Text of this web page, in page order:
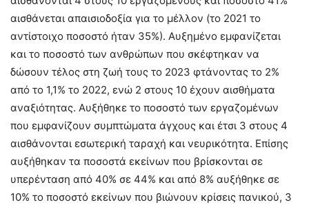
αισθάνεται απαισιοδοξία για το μέλλον (το 2021 το
αντίστοιχο ποσοστό ήταν 35%). Αυξημένο εμφανίζεται
και το ποσοστό των ανθρώπων που σκέφτηκαν να
δώσουν τέλος στη ζωή τους το 2023 φτάνοντας το 2%
από το 1,1% το 2022, ενώ 2 στους 10 έχουν αισθήματα
αναξιότητας. Αυξήθηκε το ποσοστό των εργαζομένων
που εμφανίζουν συμπτώματα άγχους και έτσι 3 στους 4
αισθάνονται εσωτερική ταραχή και νευρικότητα. Επίσης
αυξήθηκαν τα ποσοστά εκείνων που βρίσκονται σε
υπερένταση από 40% σε 44% και από 8% αυξήθηκε σε
10% το ποσοστό εκείνων που βιώνουν κρίσεις πανικού, 3